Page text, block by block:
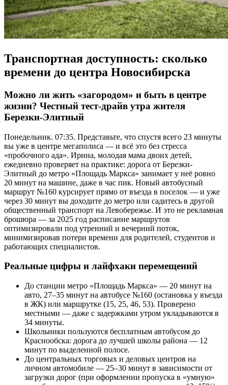
Транспортная доступность: сколько
времени до центра Новосибирска
Можно ли жить «загородом» и быть в центре
жизни? Честный тест-драйв утра жителя
Березки-Элитный
Понедельник. 07:35. Представьте, что спустя всего 23 минуты
вы уже в центре мегаполиса — и всё это без стресса
«пробочного ада». Ирина, молодая мама двоих детей,
ежедневно проверяет на практике: дорога от Березки-
Элитный до метро «Площадь Маркса» занимает у неё ровно
20 минут на машине, даже в час пик. Новый автобусный
маршрут №160 курсирует прямо от въезда в поселок — и уже
через 30 минут вы доходите до метро или садитесь в другой
общественный транспорт на Левобережье. И это не рекламная
брошюра — за 2025 год расписание маршрутов
оптимизировали под утренний и вечерний поток,
минимизировав потери времени для родителей, студентов и
работающих специалистов.
Реальные цифры и лайфхаки перемещений
До станции метро «Площадь Маркса» — 20 минут на
авто, 27–35 минут на автобусе №160 (остановка у въезда
в ЖК) или маршрутке (15, 25, 46, 53). Проверено
местными — даже с задержками утром укладываются в
34 минуты.
Школьники пользуются бесплатным автобусом до
Краснообска: дорога до лучшей школы района — 12
минут по выделенной полосе.
До центральных торговых и деловых центров на
личном автомобиле — 25–30 минут в зависимости от
загрузки дорог (при оформлении пропуска в «умную»